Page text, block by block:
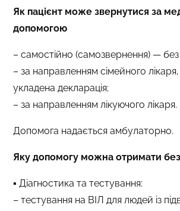
Як пацієнт може звернутися за
допомогою
– самостійно (самозвернення) —
– за направленням сімейного
укладена декларація;
– за направленням лікуючого лікаря.
Допомога надається амбулаторно.
Яку допомогу можна отримати
▪️ Діагностика та тестування:
– тестування на ВІЛ для людей із